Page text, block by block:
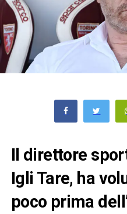
Il direttore
Igli Tare, ha
poco prima